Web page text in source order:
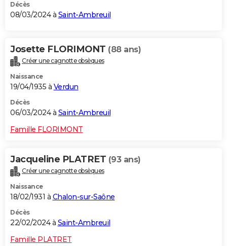
Décès
08/03/2024 à Saint-Ambreuil
Josette FLORIMONT (88 ans)
Créer une cagnotte obsèques
Naissance
19/04/1935 à Verdun
Décès
06/03/2024 à Saint-Ambreuil
Famille FLORIMONT
Jacqueline PLATRET (93 ans)
Créer une cagnotte obsèques
Naissance
18/02/1931 à Chalon-sur-Saône
Décès
22/02/2024 à Saint-Ambreuil
Famille PLATRET